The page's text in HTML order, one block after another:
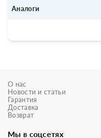
Аналоги
О нас
Новости и статьи
Гарантия
Доставка
Возврат
Мы в соцсетях